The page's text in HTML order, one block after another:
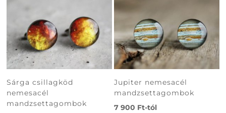
Sárga csillagköd
nemesacél
mandzsettagombok
Jupiter nemesacél
mandzsettagombok
7 900 Ft-tól